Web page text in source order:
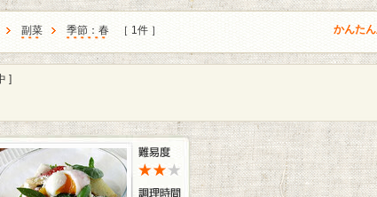
副菜 季節：春 ［ 1件 ］ かんたん
]